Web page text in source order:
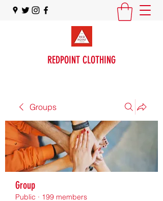
REDPOINT CLOTHING
Groups
Group
Public · 199 members